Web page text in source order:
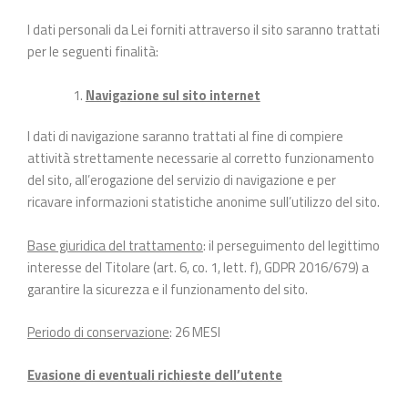
I dati personali da Lei forniti attraverso il sito saranno trattati
per le seguenti finalità:
Navigazione sul sito internet
I dati di navigazione saranno trattati al fine di compiere
attività strettamente necessarie al corretto funzionamento
del sito, all’erogazione del servizio di navigazione e per
ricavare informazioni statistiche anonime sull’utilizzo del sito.
Base giuridica del trattamento: il perseguimento del legittimo
interesse del Titolare (art. 6, co. 1, lett. f), GDPR 2016/679) a
garantire la sicurezza e il funzionamento del sito.
Periodo di conservazione: 26 MESI
Evasione di eventuali richieste dell’utente